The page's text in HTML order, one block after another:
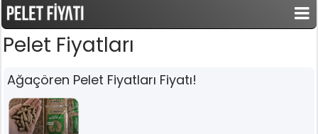
Pelet Fiyatları
Ağaçören Pelet Fiyatları Fiyatı!